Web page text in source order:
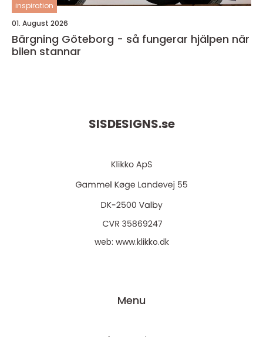
inspiration
01. August 2026
Bärgning Göteborg - så fungerar hjälpen när
bilen stannar
SISDESIGNS.se
web: www.klikko.dk
Menu